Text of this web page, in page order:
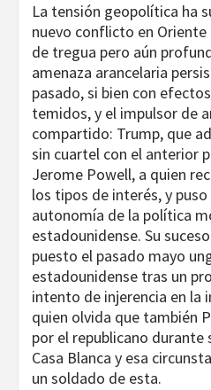
La tensión geopolítica ha
nuevo conflicto en
de tregua pero aún
amenaza arancelaria
pasado, si bien con
temidos, y el impulsor de
compartido: Trump, que
sin cuartel con el anterior
Jerome Powell, a quien
los tipos de interés, y
autonomía de la política
estadounidense. Su
puesto el pasado mayo
estadounidense tras un
intento de injerencia en la
quien olvida que también
por el republicano durante
Casa Blanca y esa
un soldado de esta.